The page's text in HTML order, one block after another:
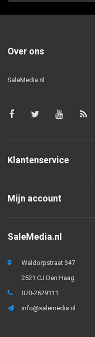
Over ons
SaleMedia.nl
Klantenservice
Mijn account
SaleMedia.nl
Waldorpstraat 347
2521 CJ Den Haag
070-2629111
info@salemedia.nl